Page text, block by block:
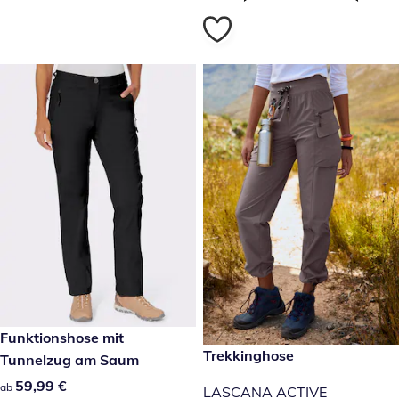
59,99 €
Funktionshose mit
Tunnelzug am Saum
59,99 €
ab 59,99 €
69,99 €
Sale
Trekkinghose
LASCANA ACTIVE